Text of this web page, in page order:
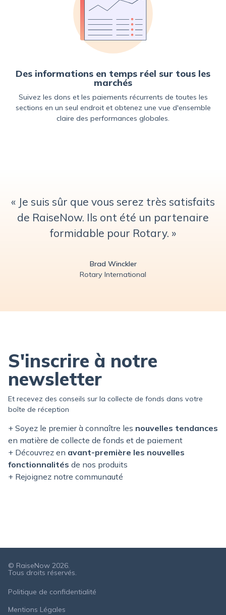
Des informations en temps réel sur tous les
marchés
Suivez les dons et les paiements récurrents de toutes les
sections en un seul endroit et obtenez une vue d'ensemble
claire des performances globales.
« Je suis sûr que vous serez très satisfaits
de RaiseNow. Ils ont été un partenaire
formidable pour Rotary. »
Brad Winckler
Rotary International
S'inscrire à notre
newsletter
Et recevez des conseils sur la collecte de fonds dans votre
boîte de réception
+ Soyez le premier à connaître les nouvelles tendances
en matière de collecte de fonds et de paiement
+ Découvrez en avant-première les nouvelles
fonctionnalités de nos produits
+ Rejoignez notre communauté
© RaiseNow 2026.
Tous droits réservés.
Politique de confidentialité
Mentions Légales